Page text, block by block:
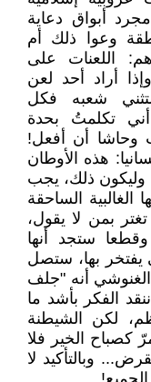
أبواق دعاية
وعوا ذلك أم
اللعنات على
أراد أحد لعن
شعبه فكل
تكلمتُ بحدة
وحاشا أن أفعل!
هذه الأوطان
وليكون ذلك، يجب
الغالبية الساحقة
بمن لا يقول،
ستجد أنها
يفتخر بها، ستصل
أنه "جلف
الفكر بأشد ما
لكن الشيطنة
كصباح الخير فلا
وبالتأكيد لا